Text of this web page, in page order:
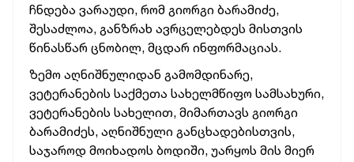
ჩნდება ვარაუდი, რომ გიორგი ბარამიძე,
შესაძლოა, განზრახ ავრცელებდეს მისთვის
წინასწარ ცნობილ, მცდარ ინფორმაციას.
ზემო აღნიშნულიდან გამომდინარე,
ვეტერანების საქმეთა სახელმწიფო სამსახური,
ვეტერანების სახელით, მიმართავს გიორგი
ბარამიძეს, აღნიშნული განცხადებისთვის,
საჯაროდ მოიხადოს ბოდიში, უარყოს მის მიერ